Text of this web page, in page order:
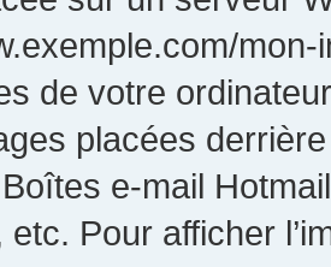
de votre
placées
e-mail
etc. Pour afficher